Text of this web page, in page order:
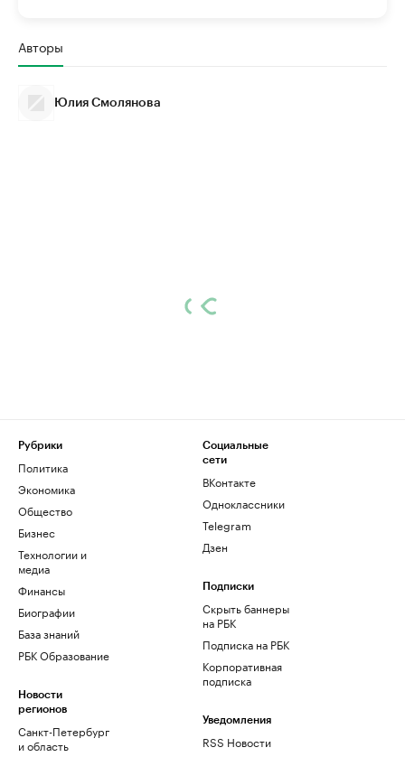
Авторы
Юлия Смолянова
Рубрики
Политика
Экономика
Общество
Бизнес
Технологии и
медиа
Финансы
Биографии
База знаний
РБК Образование
Новости
регионов
Санкт-Петербург
и область
Социальные
сети
ВКонтакте
Одноклассники
Telegram
Дзен
Подписки
Скрыть баннеры
на РБК
Подписка на РБК
Корпоративная
подписка
Уведомления
RSS Новости